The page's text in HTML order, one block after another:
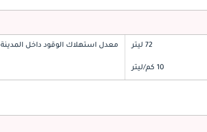
72 ليتر معدل استهلاك الوقود داخل المدينة
10 كم/ليتر